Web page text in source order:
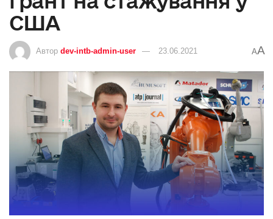
США
Автор dev-intb-admin-user 23.06.2021 AA